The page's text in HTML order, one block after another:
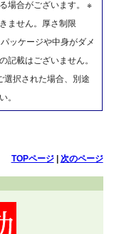
場合がございます。 ※
ません。厚さ制限
ッケージや中身がダメ
記載はございません。
選択された場合、別途
。
TOPページ| 次のページ